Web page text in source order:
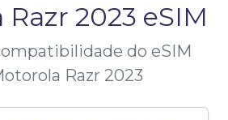
2023 eSIM
do eSIM
Razr 2023